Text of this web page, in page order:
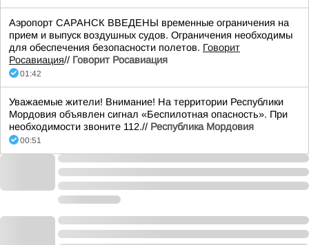
Аэропорт САРАНСК ВВЕДЕНЫ временные ограничения на
прием и выпуск воздушных судов. Ограничения необходимы
для обеспечения безопасности полетов. Говорит
Росавиация// Говорит Росавиация
01:42
Уважаемые жители! Внимание! На территории Республики
Мордовия объявлен сигнал «Беспилотная опасность». При
необходимости звоните 112.// Республика Мордовия
00:51